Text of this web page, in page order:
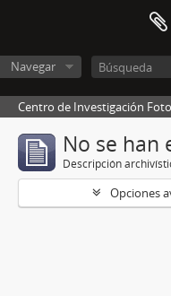
Navegar
Centro de Investigación
No se han
Descripción
Opciones